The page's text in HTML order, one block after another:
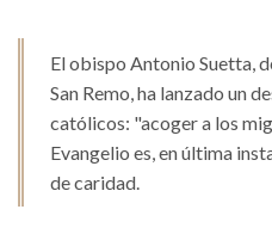
El obispo Antonio Suetta,
San Remo, ha lanzado un
católicos: "acoger a los
Evangelio es, en última
de caridad.